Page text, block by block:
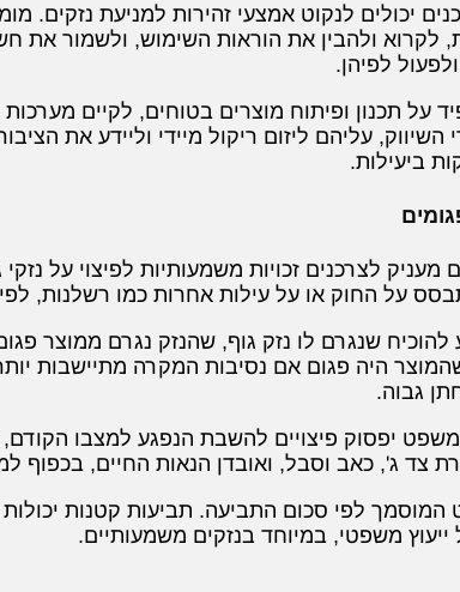
יכולים לנקוט אמצעי זהירות למניעת נזקים.
לקרוא ולהבין את הוראות השימוש, ולשמור את
לפיהן.
על תכנון ופיתוח מוצרים בטוחים, לקיים
עליהם ליזום ריקול מיידי וליידע את
ביעילות.
מעניק לצרכנים זכויות משמעותיות לפיצוי על
על החוק או על עילות אחרות כמו רשלנות,
שנגרם לו נזק גוף, שהנזק נגרם ממוצר
היה פגום אם נסיבות המקרה מתיישבות
גבוה.
יפסוק פיצויים להשבת הנפגע למצבו הקודם,
צד ג', כאב וסבל, ואובדן הנאות החיים, בכפוף
לפי סכום התביעה. תביעות קטנות
משפטי, במיוחד בנזקים משמעותיים.